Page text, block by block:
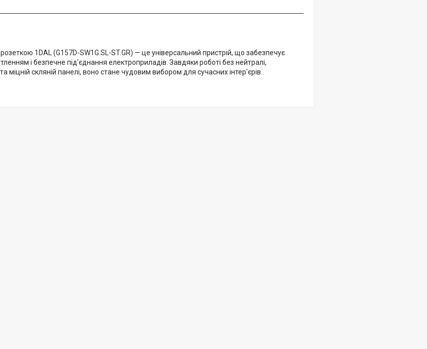
1DAL (G157D-SW1G.SL-ST.GR) — це універсальний пристрій, що забезпечує
і безпечне під'єднання електроприладів. Завдяки роботі без нейтралі,
міцній скляній панелі, воно стане чудовим вибором для сучасних інтер'єрів.